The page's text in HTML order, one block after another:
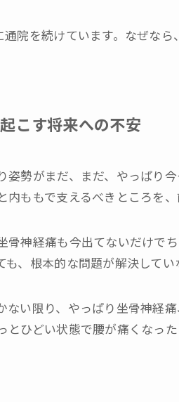
院を続けています。なぜな
こす将来への不安
姿勢がまだ、まだ、やっぱり
ももで支えるべきところを
骨神経痛も今出てないだけで
も、根本的な問題が解決して
ない限り、やっぱり坐骨神
とひどい状態で腰が痛くなっ